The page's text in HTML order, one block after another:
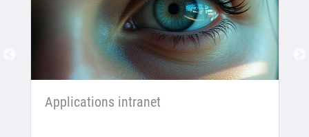
Applications intranet